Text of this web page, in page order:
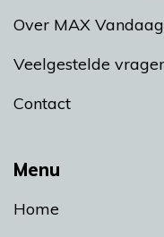
Menu
Home
Over MAX Vandaag
Veelgestelde
Contact